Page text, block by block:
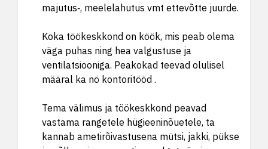
majutus‑, meelelahutus vmt ettevõtte juurde.
Koka töökeskkond on köök, mis peab olema
väga puhas ning hea valgustuse ja
ventilatsiooniga. Peakokad teevad olulisel
määral ka nö kontoritööd .
Tema välimus ja töökeskkond peavad
vastama rangetele hügieeninõuetele, ta
kannab ametirõivastusena mütsi, jakki, pükse